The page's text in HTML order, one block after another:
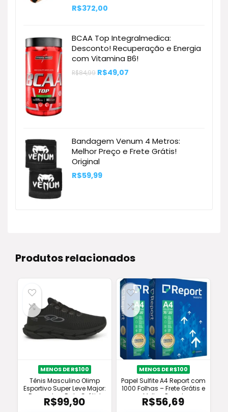
R$372,00
BCAA Top Integralmedica:
Desconto! Recuperação e Energia
com Vitamina B6!
R$84,99 O
R$49,07
Bandagem Venum 4 Metros:
Melhor Preço e Frete Grátis!
Original
R$59,99
Produtos relacionados
MENOS DE R$100
Tênis Masculino Olimp
Esportivo Super Leve Major:
Desconto e Frete Grátis!
R$99,90
MENOS DE R$100
Papel Sulfite A4 Report com
1000 Folhas – Frete Grátis e
Melhor Preço!
R$56,69